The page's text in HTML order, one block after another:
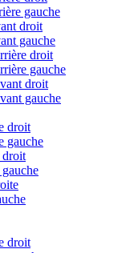
gauche
droit
gauche
droit
gauche
droit
gauche
droit
gauche
droit
droit